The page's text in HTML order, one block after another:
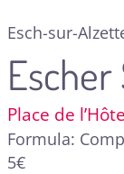
Esch-sur-
Place de
Formula:
5€